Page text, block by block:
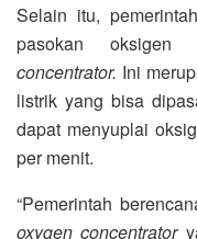
Selain itu,
pasokan oksigen
concentrator. Ini
listrik yang bisa
dapat menyuplai
per menit.
“Pemerintah
oxygen concentrator